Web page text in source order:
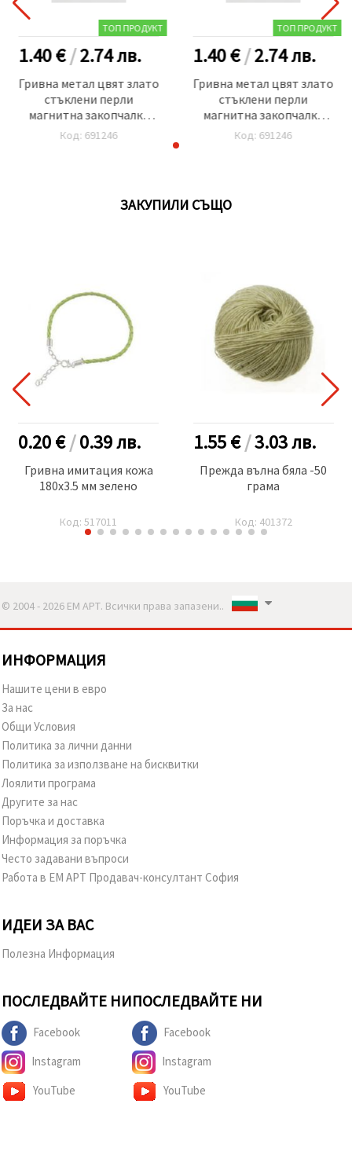
ТОП ПРОДУКТ
1.40 €/2.74лв.
Гривна метал цвят злато
стъклени перли
магнитна закопчалка
безкрайност 175 мм
Код: 691246
ТОП ПРОДУКТ
1.40 €/2.74лв.
Гривна метал цвят злато
стъклени перли
магнитна закопчалка
безкрайност 175 мм
Код: 691246
ЗАКУПИЛИ СЪЩО
0.20 €/0.39лв.
Гривна имитация кожа
180x3.5 мм зелено
Код: 517011
1.55 €/3.03лв.
Прежда вълна бяла -50
грама
Код: 401372
© 2004 - 2026 ЕМ АРТ. Всички права запазени..
ИНФОРМАЦИЯ
Нашите цени в евро
За нас
Общи Условия
Политика за лични данни
Политика за използване на бисквитки
Лоялити програма
Другите за нас
Поръчка и доставка
Информация за поръчка
Често задавани въпроси
Работа в ЕМ АРТ Продавач-консултант София
ИДЕИ ЗА ВАС
Полезна Информация
ПОСЛЕДВАЙТЕ НИ
Facebook
Instagram
YouTube
ПОСЛЕДВАЙТЕ НИ
Facebook
Instagram
YouTube